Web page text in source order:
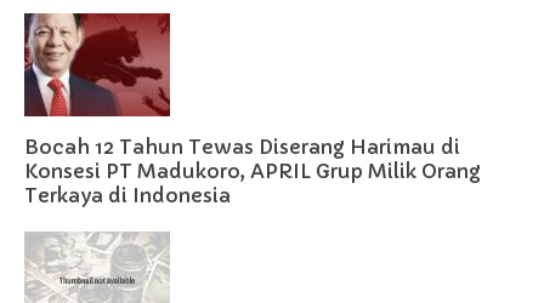
Bocah 12 Tahun Tewas Diserang Harimau di
Konsesi PT Madukoro, APRIL Grup Milik Orang
Terkaya di Indonesia